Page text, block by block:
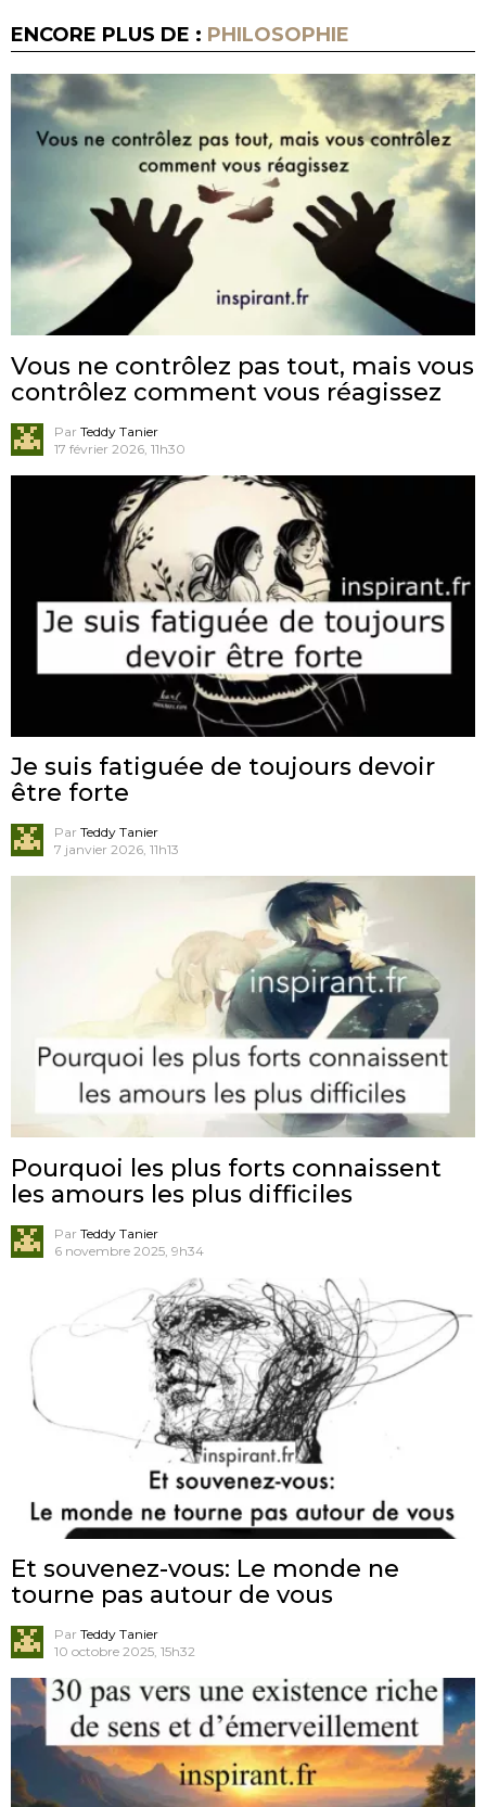
ENCORE PLUS DE : PHILOSOPHIE
Vous ne contrôlez pas tout, mais vous
contrôlez comment vous réagissez
Par Teddy Tanier
17 février 2026, 11h30
Je suis fatiguée de toujours devoir
être forte
Par Teddy Tanier
7 janvier 2026, 11h13
Pourquoi les plus forts connaissent
les amours les plus difficiles
Par Teddy Tanier
6 novembre 2025, 9h34
Et souvenez-vous: Le monde ne
tourne pas autour de vous
Par Teddy Tanier
10 octobre 2025, 15h32